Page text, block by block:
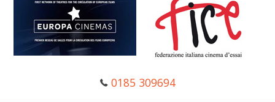
0185 309694